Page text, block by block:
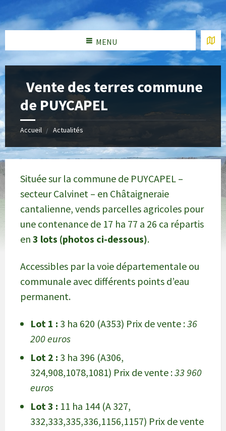
MENU
Vente des terres commune
de PUYCAPEL
Accueil Actualités
Située sur la commune de PUYCAPEL –
secteur Calvinet – en Châtaigneraie
cantalienne, vends parcelles agricoles pour
une contenance de 17 ha 77 a 26 ca répartis
en 3 lots (photos ci-dessous).
Accessibles par la voie départementale ou
communale avec différents points d’eau
permanent.
Lot 1 : 3 ha 620 (A353) Prix de vente :36
200 euros
Lot 2 : 3 ha 396 (A306,
324,908,1078,1081) Prix de vente :33 960
euros
Lot 3 : 11 ha 144 (A 327,
332,333,335,336,1156,1157) Prix de vente